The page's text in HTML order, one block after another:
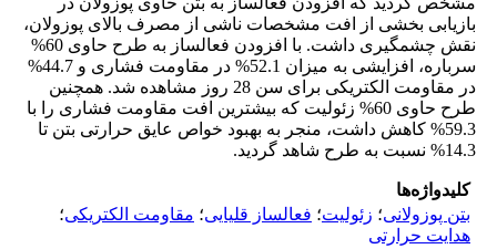
بازیابی بخشی از افت مشخصات ناشی از مصرف بالای پوزولان،
نقش چشمگیری داشت. با افزودن فعالساز به طرح حاوی 60%
سرباره، افزایشی به میزان 52.1% در مقاومت فشاری و 44.7%
در مقاومت الکتریکی برای سن 28 روز مشاهده شد. همچنین
طرح حاوی 60% زئولیت که بیشترین افت مقاومت فشاری را با
59.3% کاهش داشت، منجر به بهبود خواص عایق حرارتی بتن تا
14.3% نسبت به طرح شاهد گردید.
کلیدواژه‌ها
بتن پوزولانی؛ زئولیت؛ فعالساز قلیایی؛ مقاومت الکتریکی؛
هدایت حرارتی